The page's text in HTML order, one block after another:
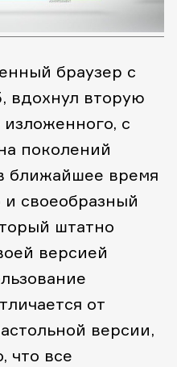
браузер с
вдохнул вторую
с
поколений
ближайшее время
своеобразный
штатно
версией
от
версии,
что все